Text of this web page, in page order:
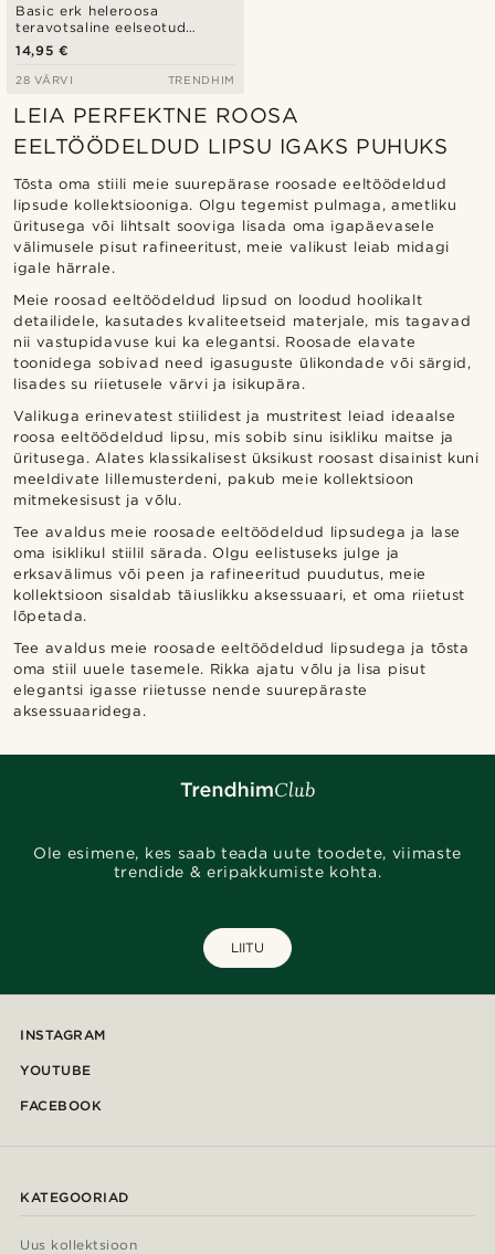
Basic erk heleroosa
teravotsaline eelseotud
kikilips
14,95 €
28 VÄRVI TRENDHIM
LEIA PERFEKTNE ROOSA
EELTÖÖDELDUD LIPSU IGAKS PUHUKS
Tõsta oma stiili meie suurepärase roosade eeltöödeldud
lipsude kollektsiooniga. Olgu tegemist pulmaga, ametliku
üritusega või lihtsalt sooviga lisada oma igapäevasele
välimusele pisut rafineeritust, meie valikust leiab midagi
igale härrale.
Meie roosad eeltöödeldud lipsud on loodud hoolikalt
detailidele, kasutades kvaliteetseid materjale, mis tagavad
nii vastupidavuse kui ka elegantsi. Roosade elavate
toonidega sobivad need igasuguste ülikondade või särgid,
lisades su riietusele värvi ja isikupära.
Valikuga erinevatest stiilidest ja mustritest leiad ideaalse
roosa eeltöödeldud lipsu, mis sobib sinu isikliku maitse ja
üritusega. Alates klassikalisest üksikust roosast disainist kuni
meeldivate lillemusterdeni, pakub meie kollektsioon
mitmekesisust ja võlu.
Tee avaldus meie roosade eeltöödeldud lipsudega ja lase
oma isiklikul stiilil särada. Olgu eelistuseks julge ja
erksavälimus või peen ja rafineeritud puudutus, meie
kollektsioon sisaldab täiuslikku aksessuaari, et oma riietust
lõpetada.
Tee avaldus meie roosade eeltöödeldud lipsudega ja tõsta
oma stiil uuele tasemele. Rikka ajatu võlu ja lisa pisut
elegantsi igasse riietusse nende suurepäraste
aksessuaaridega.
Ole esimene, kes saab teada uute toodete, viimaste
trendide & eripakkumiste kohta.
LIITU
INSTAGRAM
YOUTUBE
FACEBOOK
KATEGOORIAD
Uus kollektsioon